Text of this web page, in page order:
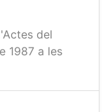
del
1987 a les